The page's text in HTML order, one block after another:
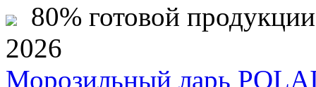
80% готовой
2026
Морозильный ларь